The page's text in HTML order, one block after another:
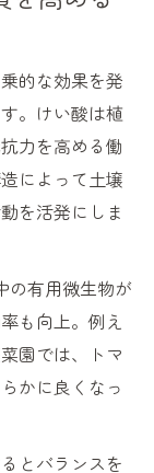
的な効果を発
。けい酸は植
力を高める働
によって土壌
を活発にしま
の有用微生物が
も向上。例え
園では、トマ
かに良くなっ
とバランスを